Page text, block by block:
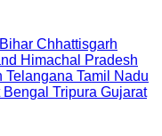
Bihar Chhattisgarh
Himachal Pradesh
Telangana Tamil Nadu
Tripura Gujarat